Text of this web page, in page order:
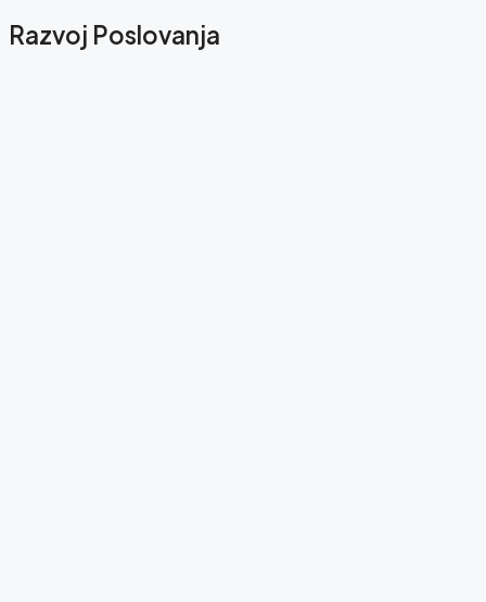
Razvoj Poslovanja